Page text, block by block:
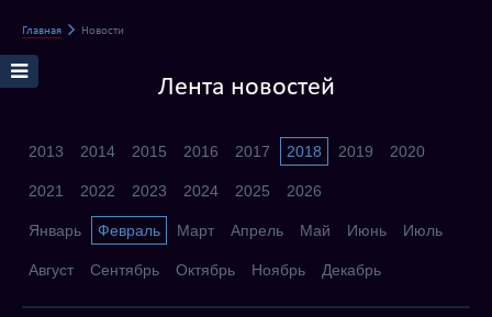
Главная Новости
Лента новостей
2013 2014 2015 2016 2017 2018 2019 2020
2021 2022 2023 2024 2025 2026
Январь Февраль Март Апрель Май Июнь Июль
Август Сентябрь Октябрь Ноябрь Декабрь